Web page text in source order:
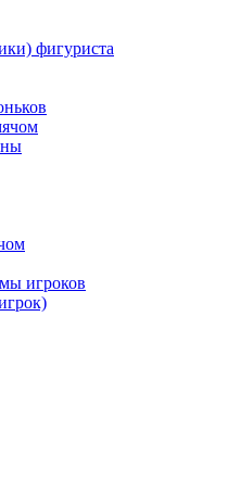
фигуриста
игроков